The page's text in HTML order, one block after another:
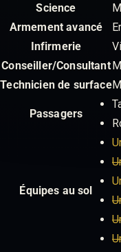
Science
Armement avancé
Infirmerie
Conseiller/Consultant
Technicien de surface
Passagers
Équipes au sol